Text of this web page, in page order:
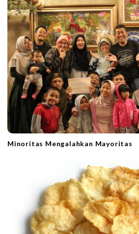
Minoritas Mengalahkan Mayoritas